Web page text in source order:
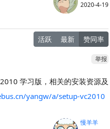
2020-4-19
活跃 最新 赞同率
举报
学习版，相关的安装资源及
yangw/a/setup-vc2010
慢羊羊